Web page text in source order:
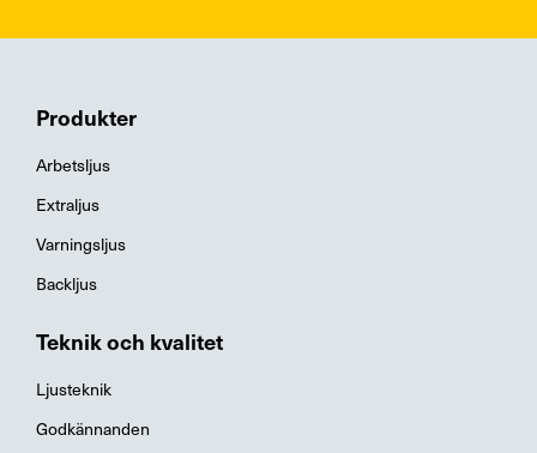
Produkter
Arbetsljus
Extraljus
Varningsljus
Backljus
Teknik och kvalitet
Ljusteknik
Godkännanden